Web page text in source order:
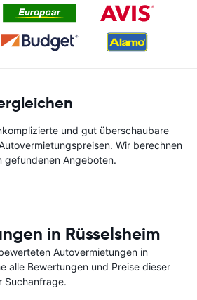
und gut überschaubare
Wir berechnen
gefundenen Angeboten.
in Rüsselsheim
Autovermietungen in
alle Bewertungen und Preise dieser
Suchanfrage.